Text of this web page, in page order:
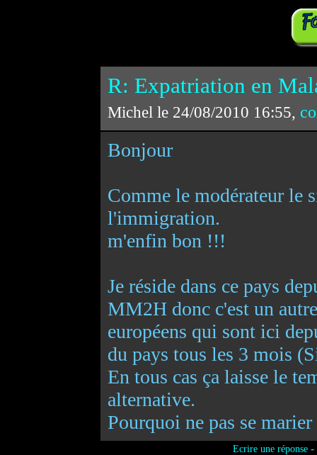
R: Expatriation en
Michel le 24/08/2010 16:55,
Bonjour
Comme le modérateur le
l'immigration.
m'enfin bon !!!
Je réside dans ce pays
MM2H donc c'est un
européens qui sont ici
du pays tous les 3 mois
En tous cas ça laisse le
alternative.
Pourquoi ne pas se
Ecrire une réponse-